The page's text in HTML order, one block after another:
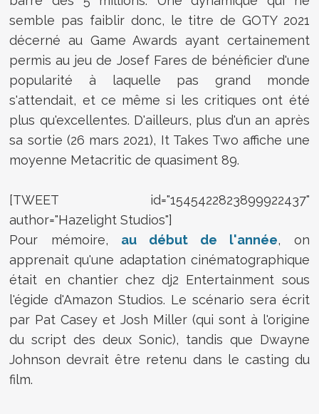
semble pas faiblir donc, le titre de GOTY 2021
décerné au Game Awards ayant certainement
permis au jeu de Josef Fares de bénéficier d'une
popularité à laquelle pas grand monde
s'attendait, et ce même si les critiques ont été
plus qu'excellentes. D'ailleurs, plus d'un an après
sa sortie (26 mars 2021), It Takes Two affiche une
moyenne Metacritic de quasiment 89.
[TWEET id="1545422823899922437"
author="Hazelight Studios"]
Pour mémoire, au début de l'année, on
apprenait qu'une adaptation cinématographique
était en chantier chez dj2 Entertainment sous
l'égide d'Amazon Studios. Le scénario sera écrit
par Pat Casey et Josh Miller (qui sont à l'origine
du script des deux Sonic), tandis que Dwayne
Johnson devrait être retenu dans le casting du
film.